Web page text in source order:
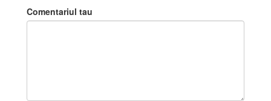
Comentariul tau